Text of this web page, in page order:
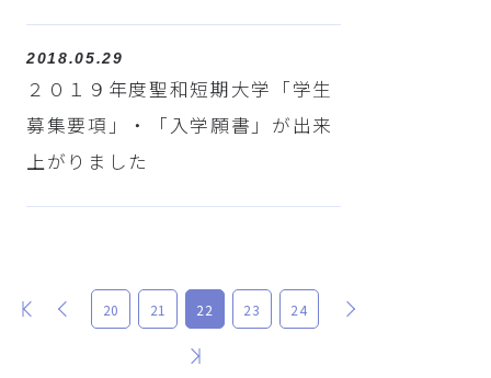
2018.05.29
２０１９年度聖和短期大学「学生
募集要項」・「入学願書」が出来
上がりました
最初 前 20 21 22 23 24
最後